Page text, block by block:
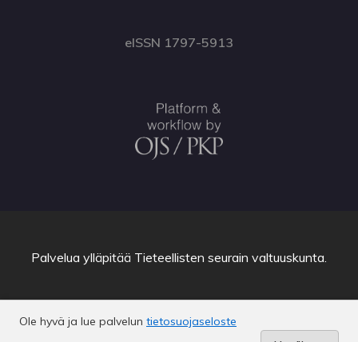
eISSN 1797-5913
Ole hyvä ja lue palvelun tietosuojaseloste
Palvelua ylläpitää Tieteellisten seurain valtuuskunta.